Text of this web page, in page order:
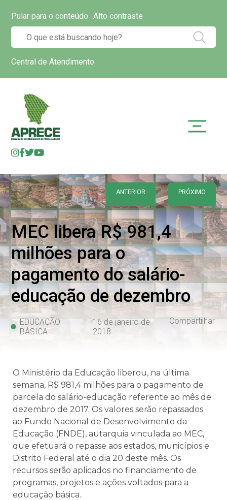
Pular para o conteúdo Alto contraste
Central de Atendimento
ANTERIOR PRÓXIMO
MEC libera R$ 981,4
milhões para o
pagamento do salário-
educação de dezembro
EDUCAÇÃO
BÁSICA
16 de janeiro de
2018
Compartilhar
O Ministério da Educação liberou, na última
semana, R$ 981,4 milhões para o pagamento de
parcela do salário-educação referente ao mês de
dezembro de 2017. Os valores serão repassados
ao Fundo Nacional de Desenvolvimento da
Educação (FNDE), autarquia vinculada ao MEC,
que efetuará o repasse aos estados, municípios e
Distrito Federal até o dia 20 deste mês. Os
recursos serão aplicados no financiamento de
programas, projetos e ações voltados para a
educação básica.